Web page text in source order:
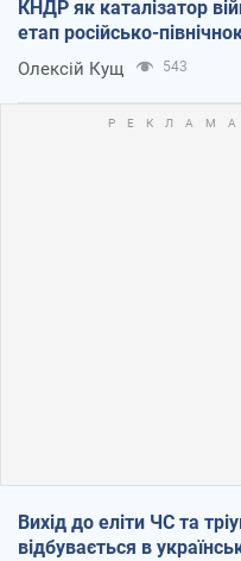
КНДР як каталізатор
етап російсько-
Олексій Кущ 543
Вихід до еліти ЧС та
відбувається в